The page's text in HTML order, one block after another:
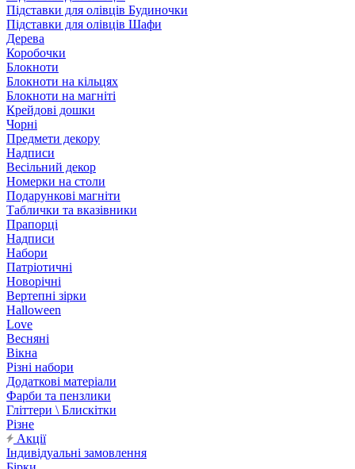
Підставки для олівців Будиночки
Підставки для олівців Шафи
Дерева
Коробочки
Блокноти
Блокноти на кільцях
Блокноти на магніті
Крейдові дошки
Чорні
Предмети декору
Надписи
Весільний декор
Номерки на столи
Подарункові магніти
Таблички та вказівники
Прапорці
Надписи
Набори
Патріотичні
Новорічні
Вертепні зірки
Halloween
Love
Весняні
Вікна
Різні набори
Додаткові матеріали
Фарби та пензлики
Гліттери \ Блискітки
Різне
Акції
Індивідуальні замовлення